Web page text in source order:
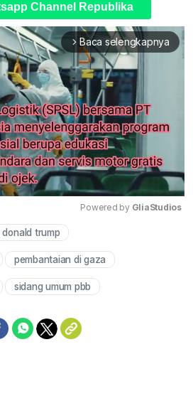
Channel Republika
arrow_forward_ios Baca selengkapnya
Powered by GliaStudios
trump
pembantaian di gaza
sidang umum pbb